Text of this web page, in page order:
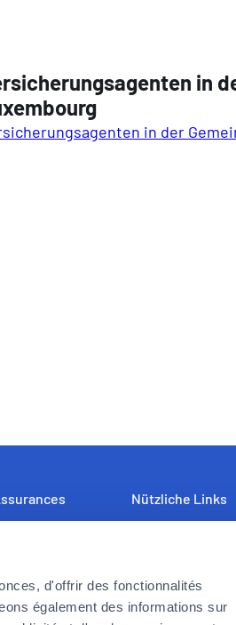
d'offrir des fonctionnalités
également des informations sur
in
in der
geschlossen
Nützliche Links
Foyer Gruppe
Karriere